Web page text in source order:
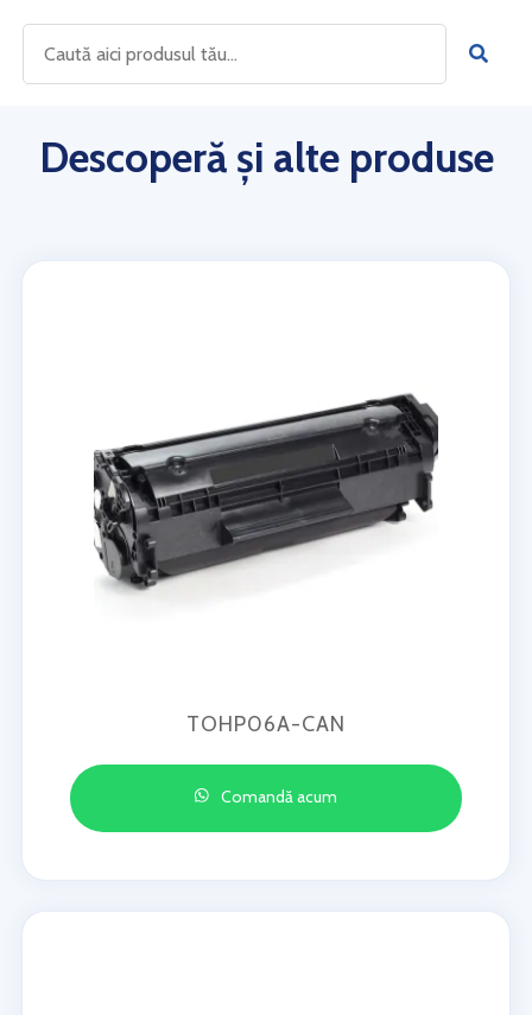
Descoperă și alte produse
TOHP06A-CAN
Comandă acum